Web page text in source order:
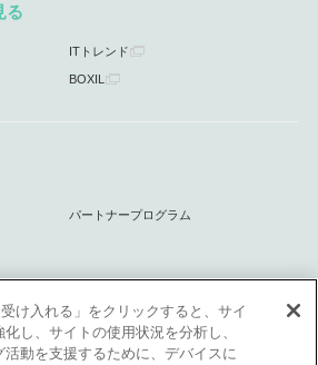
る
ITトレンド
BOXIL
パートナープログラム
け入れる」をクリックすると、サイ
化し、サイトの使用状況を分析し、
動を支援するために、デバイスに